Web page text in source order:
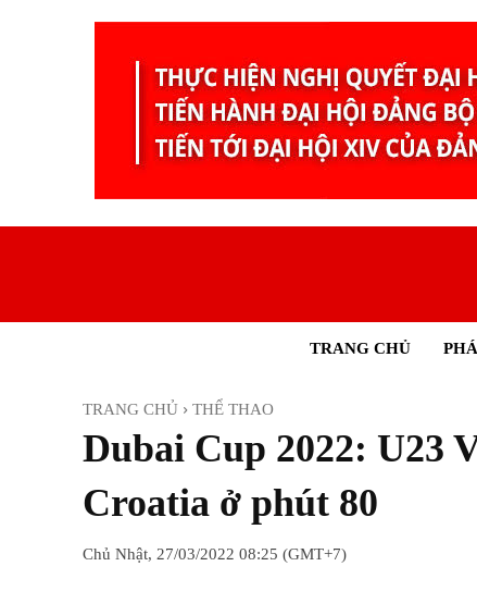
TRANG CHỦ
TRANG CHỦ THỂ THAO
Dubai Cup 2022: U23
Croatia ở phút 80
Chủ Nhật, 27/03/2022 08:25 (GMT+7)